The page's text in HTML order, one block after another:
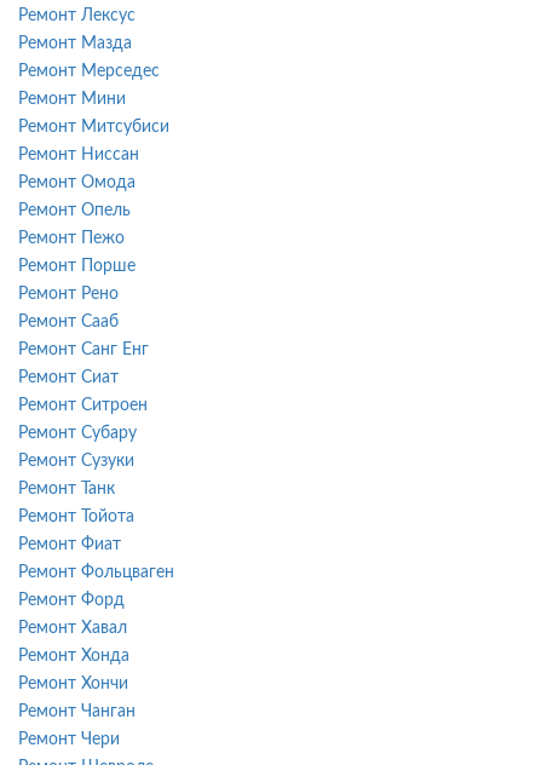
Ремонт Лексус
Ремонт Мазда
Ремонт Мерседес
Ремонт Мини
Ремонт Митсубиси
Ремонт Ниссан
Ремонт Омода
Ремонт Опель
Ремонт Пежо
Ремонт Порше
Ремонт Рено
Ремонт Сааб
Ремонт Санг Енг
Ремонт Сиат
Ремонт Ситроен
Ремонт Субару
Ремонт Сузуки
Ремонт Танк
Ремонт Тойота
Ремонт Фиат
Ремонт Фольцваген
Ремонт Форд
Ремонт Хавал
Ремонт Хонда
Ремонт Хончи
Ремонт Чанган
Ремонт Чери